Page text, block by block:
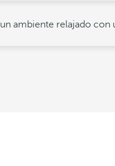
ambiente relajado con